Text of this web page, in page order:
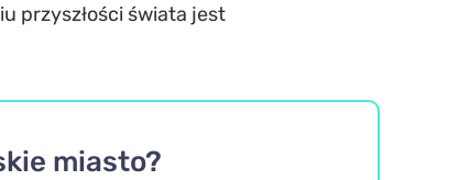
przyszłości świata jest
miasto?